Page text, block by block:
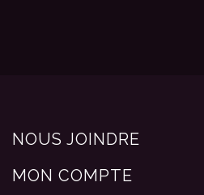
NOUS JOINDRE
MON COMPTE